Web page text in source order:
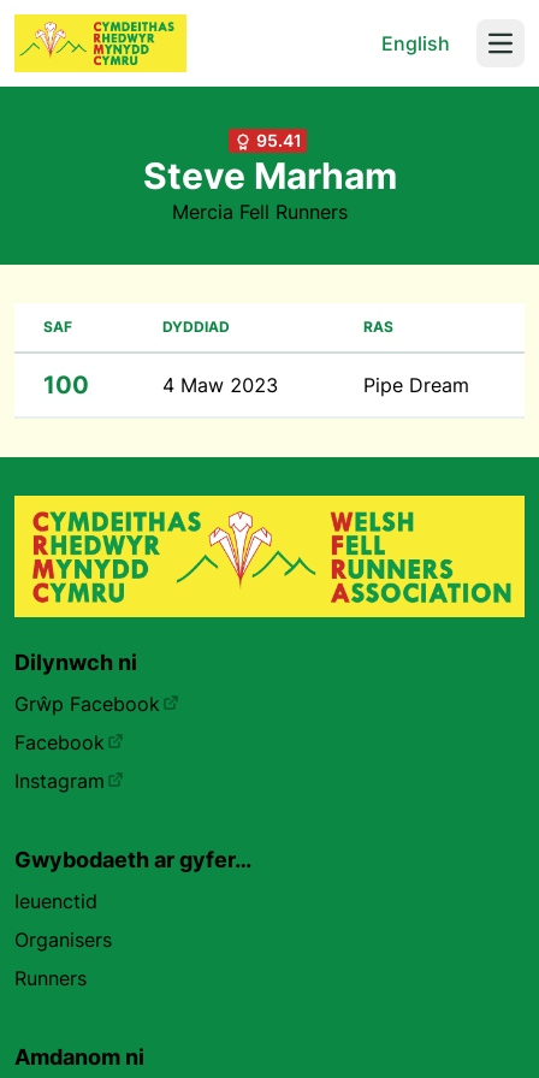
English
95.41
Steve Marham
Mercia Fell Runners
SAF DYDDIAD RAS
100 4 Maw 2023 Pipe Dream
Dilynwch ni
Grŵp Facebook
Facebook
Instagram
Gwybodaeth ar gyfer…
Ieuenctid
Organisers
Runners
Amdanom ni